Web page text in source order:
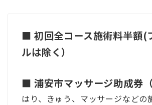
■ 初回全コース施術料半額(
ルは除く）
■ 浦安市マッサージ助成券（
はり、きゅう、マッサージなどの